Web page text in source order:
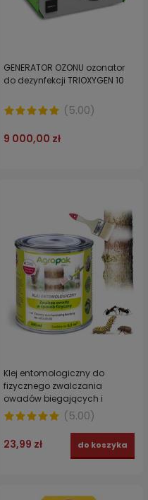
GENERATOR OZONU ozonator
do dezynfekcji TRIOXYGEN 10
(5.00)
9 000,00 zł
Klej entomologiczny do
fizycznego zwalczania
owadów biegających i
latających AGROPAK / SUMIN
200 ml
(5.00)
23,99 zł do koszyka